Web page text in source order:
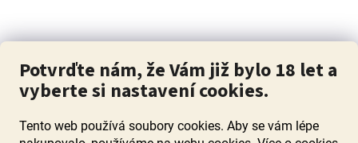
Potvrďte nám, že Vám již bylo 18 let a
vyberte si nastavení cookies.
Tento web používá soubory cookies. Aby se vám lépe